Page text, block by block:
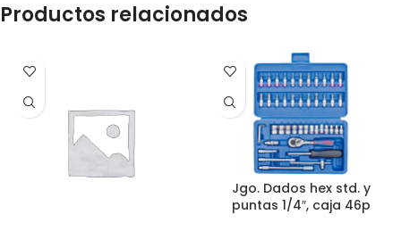
Productos relacionados
Jgo. Dados hex std. y
puntas 1/4″, caja 46p